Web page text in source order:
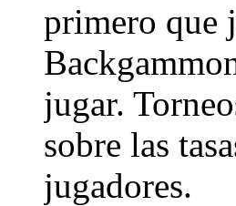
primero que
jugar.
sobre las
jugadores.